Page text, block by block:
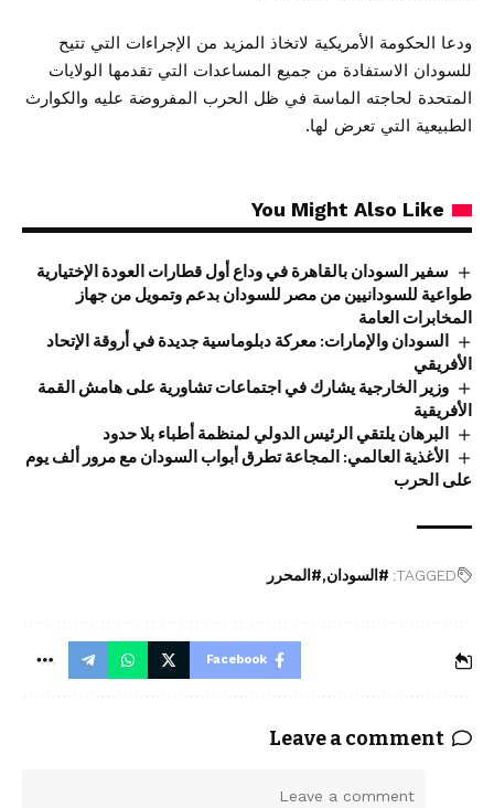
ودعا الحكومة الأمريكية لاتخاذ المزيد من الإجراءات التي تتيح
للسودان الاستفادة من جميع المساعدات التي تقدمها الولايات
المتحدة لحاجته الماسة في ظل الحرب المفروضة عليه والكوارث
الطبيعية التي تعرض لها.
You Might Also Like
سفير السودان بالقاهرة في وداع أول قطارات العودة الإختيارية
طواعية للسودانيين من مصر للسودان بدعم وتمويل من جهاز
المخابرات العامة
السودان والإمارات: معركة دبلوماسية جديدة في أروقة الإتحاد
الأفريقي
وزير الخارجية يشارك في اجتماعات تشاورية على هامش القمة
الأفريقية
البرهان يلتقي الرئيس الدولي لمنظمة أطباء بلا حدود
الأغذية العالمي: المجاعة تطرق أبواب السودان مع مرور ألف يوم
على الحرب
TAGGED: #السودان #المحرر
Facebook
Leave a comment